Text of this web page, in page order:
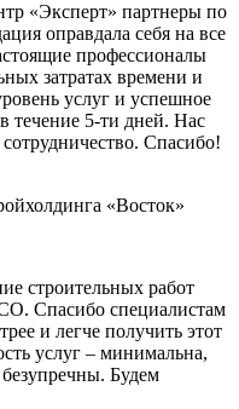
«Эксперт» партнеры по
оправдала себя на все
профессионалы
затратах времени и
услуг и успешное
течение 5-ти дней. Нас
Спасибо!
«Восток»
строительных работ
Спасибо специалистам
и легче получить этот
услуг – минимальна,
Будем